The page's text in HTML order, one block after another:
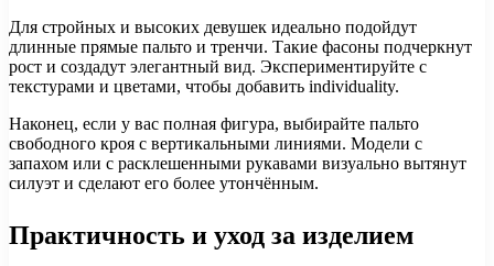
Для стройных и высоких девушек идеально подойдут
длинные прямые пальто и тренчи. Такие фасоны подчеркнут
рост и создадут элегантный вид. Экспериментируйте с
текстурами и цветами, чтобы добавить individuality.
Наконец, если у вас полная фигура, выбирайте пальто
свободного кроя с вертикальными линиями. Модели с
запахом или с расклешенными рукавами визуально вытянут
силуэт и сделают его более утончённым.
Практичность и уход за изделием